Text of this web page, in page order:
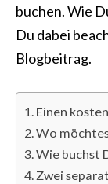
buchen. Wie
Du dabei
Blogbeitrag.
Einen
Wo
Wie buchst
Zwei